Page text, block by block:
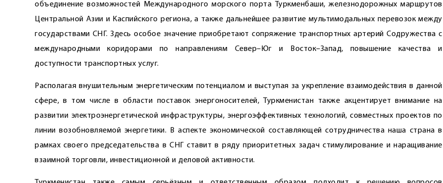
объединение возможностей Международного морского порта Туркменбаши, железнодорожных маршрутов
Центральной Азии и Каспийского региона, а также дальнейшее развитие мультимодальных перевозок между
государствами СНГ. Здесь особое значение приобретают сопряжение транспортных артерий Содружества с
международными коридорами по направлениям Север–Юг и Восток–Запад, повышение качества и
доступности транспортных услуг.
Располагая внушительным энергетическим потенциалом и выступая за укрепление взаимодействия в данной
сфере, в том числе в области поставок энергоносителей, Туркменистан также акцентирует внимание на
развитии электроэнергетической инфраструктуры, энергоэффективных технологий, совместных проектов по
линии возобновляемой энергетики. В аспекте экономической составляющей сотрудничества наша страна в
рамках своего председательства в СНГ ставит в ряду приоритетных задач стимулирование и наращивание
взаимной торговли, инвестиционной и деловой активности.